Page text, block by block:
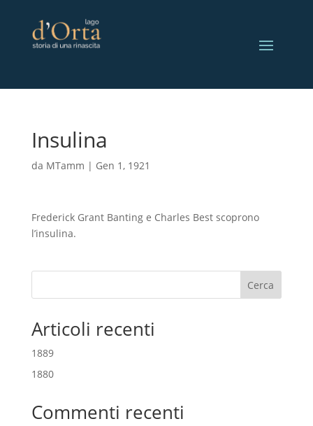
Insulina
da MTamm | Gen 1, 1921
Frederick Grant Banting e Charles Best scoprono
l’insulina.
Cerca
Articoli recenti
1889
1880
Commenti recenti